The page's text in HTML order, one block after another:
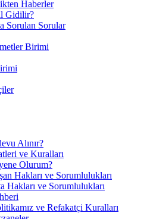
Haberler
Gidilir?
Sorulan Sorular
Birimi
Alınır?
ve Kuralları
Olurum?
Hakları ve Sorumlulukları
Hakları ve Sorumlulukları
ve Refakatçi Kuralları